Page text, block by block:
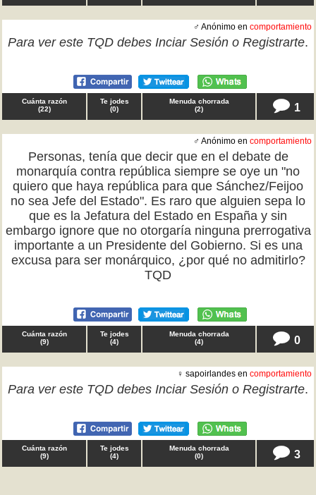
♂ Anónimo en comportamiento
Para ver este TQD debes Inciar Sesión o Registrarte.
Cuánta razón
(22)
Te jodes
(0)
Menuda chorrada
(2) 1
♂ Anónimo en comportamiento
Personas, tenía que decir que en el debate de
monarquía contra república siempre se oye un "no
quiero que haya república para que Sánchez/Feijoo
no sea Jefe del Estado". Es raro que alguien sepa lo
que es la Jefatura del Estado en España y sin
embargo ignore que no otorgaría ninguna prerrogativa
importante a un Presidente del Gobierno. Si es una
excusa para ser monárquico, ¿por qué no admitirlo?
TQD
Cuánta razón
(9)
Te jodes
(4)
Menuda chorrada
(4) 0
♀ sapoirlandes en comportamiento
Para ver este TQD debes Inciar Sesión o Registrarte.
Cuánta razón
(9)
Te jodes
(4)
Menuda chorrada
(0) 3